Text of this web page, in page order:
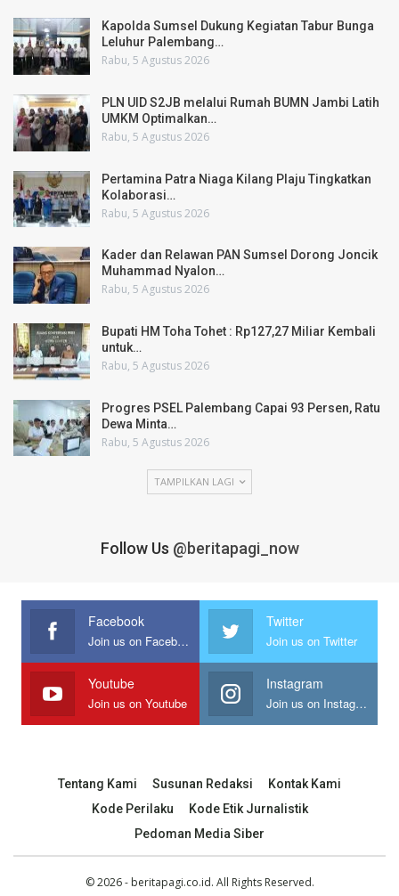
Kapolda Sumsel Dukung Kegiatan Tabur Bunga
Leluhur Palembang…
Rabu, 5 Agustus 2026
PLN UID S2JB melalui Rumah BUMN Jambi Latih
UMKM Optimalkan…
Rabu, 5 Agustus 2026
Pertamina Patra Niaga Kilang Plaju Tingkatkan
Kolaborasi…
Rabu, 5 Agustus 2026
Kader dan Relawan PAN Sumsel Dorong Joncik
Muhammad Nyalon…
Rabu, 5 Agustus 2026
Bupati HM Toha Tohet : Rp127,27 Miliar Kembali
untuk…
Rabu, 5 Agustus 2026
Progres PSEL Palembang Capai 93 Persen, Ratu
Dewa Minta…
Rabu, 5 Agustus 2026
TAMPILKAN LAGI
Follow Us @beritapagi_now
Facebook
Join us on Facebook
Twitter
Join us on Twitter
Youtube
Join us on Youtube
Instagram
Join us on Instagram
Tentang Kami Susunan Redaksi
Kontak Kami
Kode Perilaku
Kode Etik Jurnalistik
Pedoman Media Siber
© 2026 - beritapagi.co.id. All Rights Reserved.